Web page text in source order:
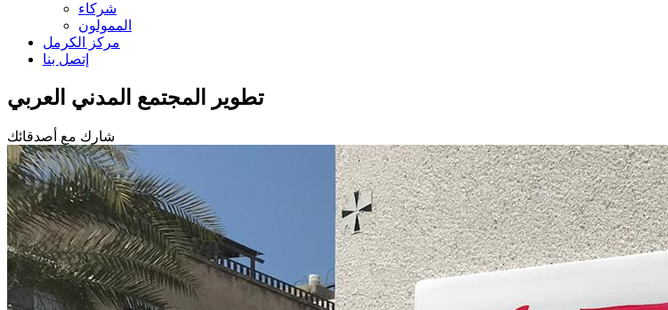
شركاء
الممولون
مركز الكرمل
إتصل بنا
تطوير المجتمع المدني العربي
شارك مع أصدقائك